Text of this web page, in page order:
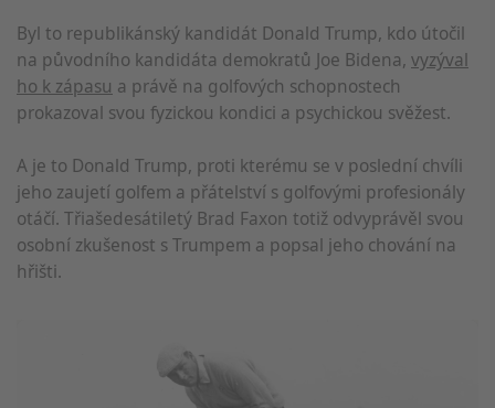
Byl to republikánský kandidát Donald Trump, kdo útočil
na původního kandidáta demokratů Joe Bidena, vyzýval
ho k zápasu a právě na golfových schopnostech
prokazoval svou fyzickou kondici a psychickou svěžest.
A je to Donald Trump, proti kterému se v poslední chvíli
jeho zaujetí golfem a přátelství s golfovými profesionály
otáčí. Třiašedesátiletý Brad Faxon totiž odvyprávěl svou
osobní zkušenost s Trumpem a popsal jeho chování na
hřišti.